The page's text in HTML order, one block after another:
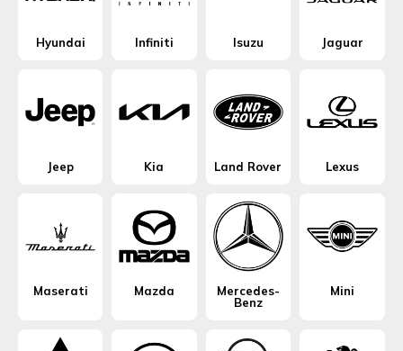
Hyundai Infiniti Isuzu Jaguar
Jeep Kia Land Rover Lexus
Maserati Mazda
Mercedes-
Benz
Mini